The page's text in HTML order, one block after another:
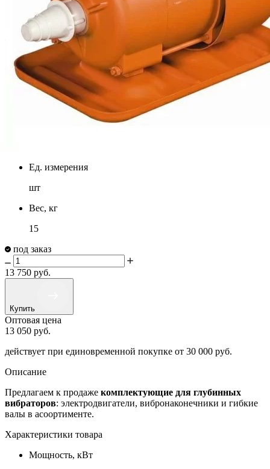
Ед. измерения
шт
Вес, кг
15
под заказ
13 750 руб.
Купить
Оптовая цена
13 050 руб.
действует при единовременной покупке от 30 000 руб.
Описание
Предлагаем к продаже комплектующие для глубинных
вибраторов: электродвигатели, вибронаконечники и гибкие
валы в асоортименте.
Характеристики товара
Мощность, кВт